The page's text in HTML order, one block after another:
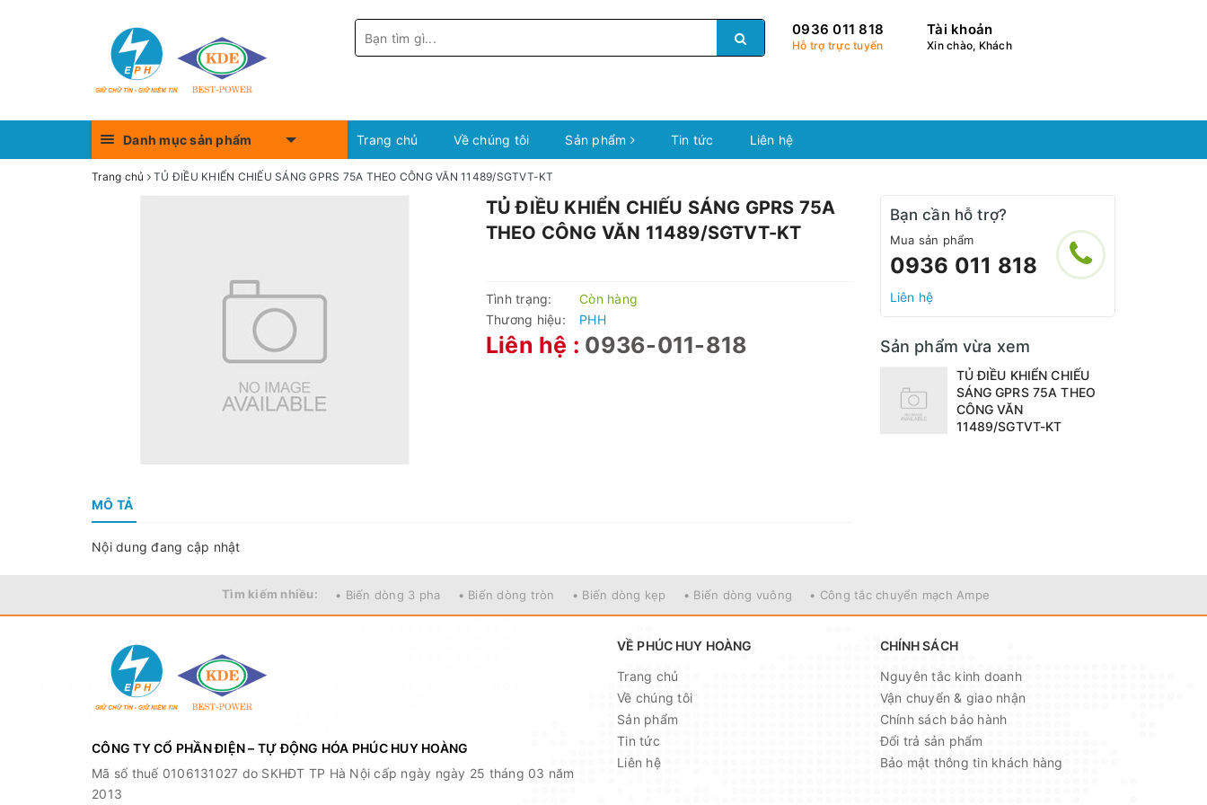
0936 011 818
Hỗ trợ trực tuyến
Tài khoản
Xin chào, Khách
Danh mục sản phẩm Trang chủ Về chúng tôi Sản phẩm Tin tức Liên hệ
Trang chủ TỦ ĐIỀU KHIỂN CHIẾU SÁNG GPRS 75A THEO CÔNG VĂN 11489/SGTVT-KT
TỦ ĐIỀU KHIỂN CHIẾU SÁNG GPRS 75A
THEO CÔNG VĂN 11489/SGTVT-KT
Tình trạng:
Còn hàng
Thương hiệu:
PHH
Liên hệ : 0936-011-818
MÔ TẢ
Nội dung đang cập nhật
Bạn cần hỗ trợ?
Mua sản phẩm
0936 011 818
Liên hệ
Sản phẩm vừa xem
TỦ ĐIỀU KHIỂN CHIẾU
SÁNG GPRS 75A THEO
CÔNG VĂN
11489/SGTVT-KT
Tìm kiếm nhiều: • Biến dòng 3 pha • Biến dòng tròn • Biến dòng kẹp • Biến dòng vuông • Công tắc chuyển mạch Ampe
CÔNG TY CỔ PHẦN ĐIỆN – TỰ ĐỘNG HÓA PHÚC HUY HOÀNG
Mã số thuế 0106131027 do SKHĐT TP Hà Nội cấp ngày ngày 25 tháng 03 năm
2013
VỀ PHÚC HUY HOÀNG
Trang chủ
Về chúng tôi
Sản phẩm
Tin tức
Liên hệ
CHÍNH SÁCH
Nguyên tắc kinh doanh
Vận chuyển & giao nhận
Chính sách bảo hành
Đổi trả sản phẩm
Bảo mật thông tin khách hàng